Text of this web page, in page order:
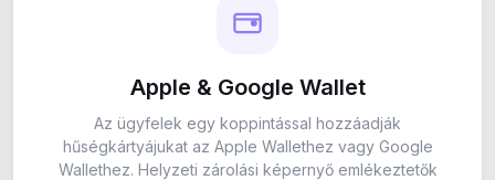
Apple & Google Wallet
Az ügyfelek egy koppintással hozzáadják
hűségkártyájukat az Apple Wallethez vagy Google
Wallethez. Helyzeti zárolási képernyő emlékeztetők